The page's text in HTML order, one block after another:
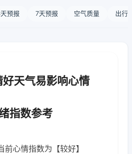
预报 7天预报 空气质量 出行
好天气易影响心情
指数参考
前心情指数为【较好】